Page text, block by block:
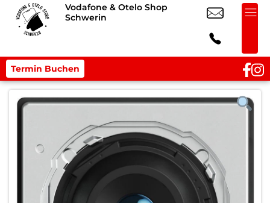
Vodafone & Otelo Shop
Schwerin
Termin Buchen